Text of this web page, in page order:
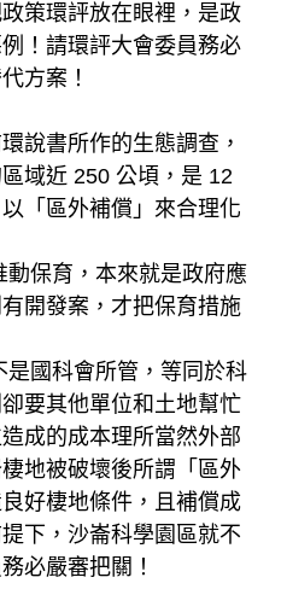
策環評放在眼裡，是政
！請環評大會委員務必
方案！
說書所作的生態調查，
域近 250 公頃，是 12
「區外補償」來合理化
保育，本來就是政府應
開發案，才把保育措施
國科會所管，等同於科
要其他單位和土地幫忙
成的成本理所當然外部
地被破壞後所謂「區外
好棲地條件，且補償成
下，沙崙科學園區就不
必嚴審把關！